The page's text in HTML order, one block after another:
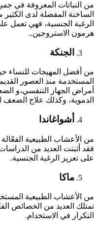
من النباتات المعروفة في
الساخنة المفضلة لدى
الرغبة الجنسية، فهي تعمل
هرمون الاستروجين..
الجنكة
من أفضل المهيجات للنساء
المستخدمة منذ العصور
أمراض الجهاز التنفسي،و
الدموية، وكذلك علاج
أشواغاندا
من الأعشاب الطبيعية
فقد أثبتت العديد من
على تعزيز الرغبة الجنسية.
ماكا
من الأعشاب الطبيعية
تمتلك العديد من الخصائص
التكرار في الاستخدام.